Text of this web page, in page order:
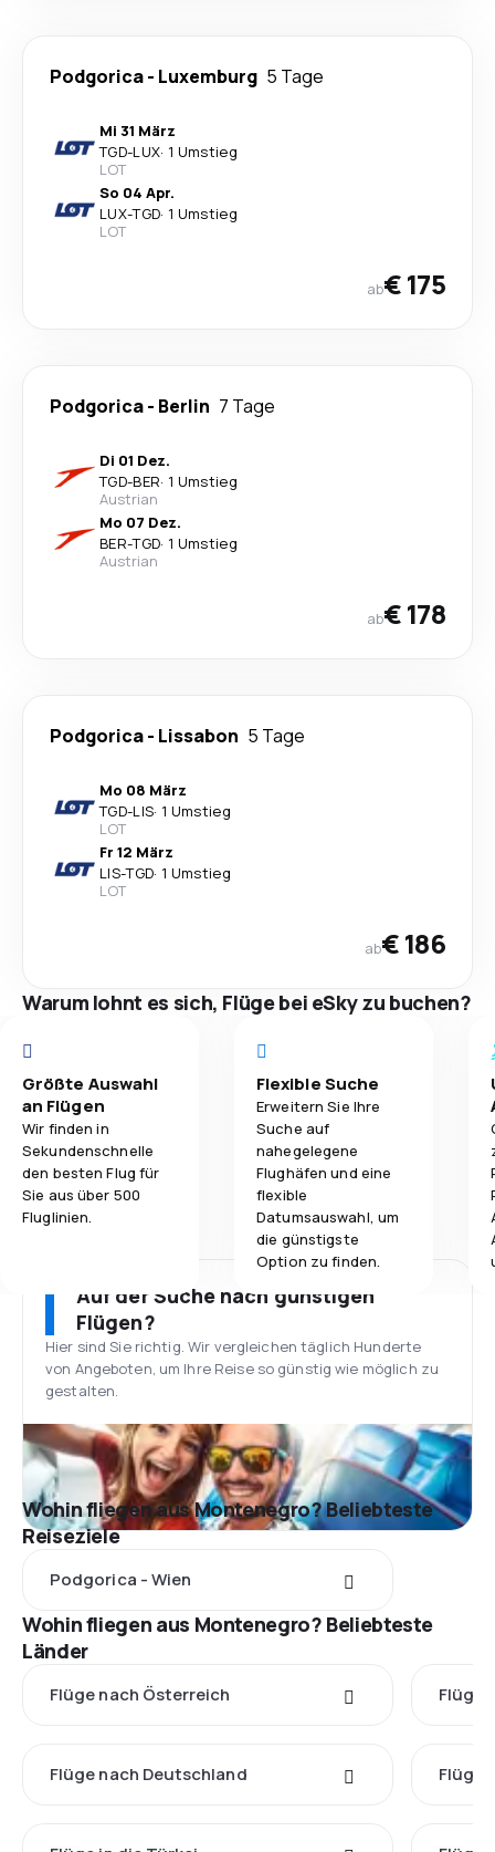
Podgorica- Luxemburg 5 Tage
Mi 31 März
TGD-LUX· 1 Umstieg
LOT
So 04 Apr.
LUX-TGD· 1 Umstieg
LOT
ab€ 175
Podgorica- Berlin 7 Tage
Di 01 Dez.
TGD-BER· 1 Umstieg
Austrian
Mo 07 Dez.
BER-TGD· 1 Umstieg
Austrian
ab€ 178
Podgorica- Lissabon 5 Tage
Mo 08 März
TGD-LIS· 1 Umstieg
LOT
Fr 12 März
LIS-TGD· 1 Umstieg
LOT
ab€ 186
Warum lohnt es sich, Flüge bei eSky zu buchen?
Größte Auswahl
an Flügen
Wir finden in
Sekundenschnelle
den besten Flug für
Sie aus über 500
Fluglinien.
Flexible Suche
Erweitern Sie Ihre
Suche auf
nahegelegene
Flughäfen und eine
flexible
Datumsauswahl, um
die günstigste
Option zu finden.
Auf der Suche nach günstigen
Flügen?
Hier sind Sie richtig. Wir vergleichen täglich Hunderte
von Angeboten, um Ihre Reise so günstig wie möglich zu
gestalten.
Wohin fliegen aus Montenegro? Beliebteste
Reiseziele
Podgorica - Wien
Wohin fliegen aus Montenegro? Beliebteste
Länder
Flüge nach Österreich Flüge
Flüge nach Deutschland Flüge